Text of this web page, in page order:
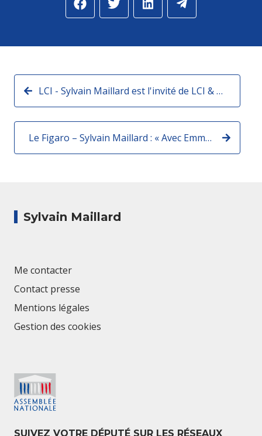
LCI - Sylvain Maillard est l'invité de LCI & vous
Le Figaro – Sylvain Maillard : « Avec Emmanuel Macron pour une France à nouveau conquérante »
Sylvain Maillard
Me contacter
Contact presse
Mentions légales
Gestion des cookies
SUIVEZ VOTRE DÉPUTÉ SUR LES RÉSEAUX